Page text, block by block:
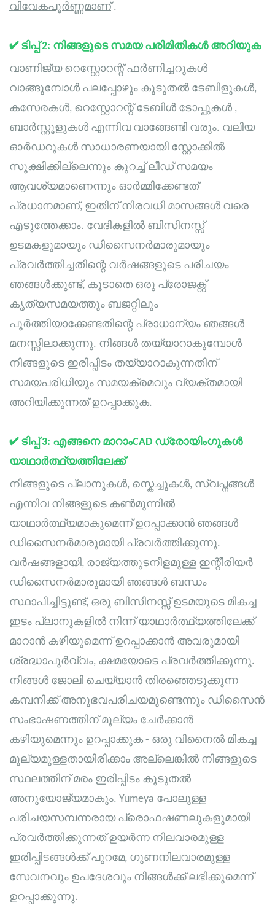
വിവേകപൂർണ്ണമാണ് .
✔ ടിപ്പ് 2: നിങ്ങളുടെ സമയ പരിമിതികൾ അറിയുക
വാണിജ്യ റെസ്റ്റോറന്റ് ഫർണിച്ചറുകൾ
വാങ്ങുമ്പോൾ പലപ്പോഴും കൂടുതൽ ടേബിളുകൾ,
കസേരകൾ, റെസ്റ്റോറന്റ് ടേബിൾ ടോപ്പുകൾ ,
ബാർസ്റ്റൂളുകൾ എന്നിവ വാങ്ങേണ്ടി വരും. വലിയ
ഓർഡറുകൾ സാധാരണയായി സ്റ്റോക്കിൽ
സൂക്ഷിക്കില്ലെന്നും കുറച്ച് ലീഡ് സമയം
ആവശ്യമാണെന്നും ഓർമ്മിക്കേണ്ടത്
പ്രധാനമാണ്, ഇതിന് നിരവധി മാസങ്ങൾ വരെ
എടുത്തേക്കാം. വേദികളിൽ ബിസിനസ്സ്
ഉടമകളുമായും ഡിസൈനർമാരുമായും
പ്രവർത്തിച്ചതിന്റെ വർഷങ്ങളുടെ പരിചയം
ഞങ്ങൾക്കുണ്ട്, കൂടാതെ ഒരു പ്രോജക്റ്റ്
കൃത്യസമയത്തും ബജറ്റിലും
പൂർത്തിയാക്കേണ്ടതിന്റെ പ്രാധാന്യം ഞങ്ങൾ
മനസ്സിലാക്കുന്നു. നിങ്ങൾ തയ്യാറാകുമ്പോൾ
നിങ്ങളുടെ ഇരിപ്പിടം തയ്യാറാകുന്നതിന്
സമയപരിധിയും സമയക്രമവും വ്യക്തമായി
അറിയിക്കുന്നത് ഉറപ്പാക്കുക.
✔ ടിപ്പ് 3: എങ്ങനെ മാറാംCAD ഡ്രോയിംഗുകൾ
യാഥാർത്ഥ്യത്തിലേക്ക്
നിങ്ങളുടെ പ്ലാനുകൾ, സ്കെച്ചുകൾ, സ്വപ്നങ്ങൾ
എന്നിവ നിങ്ങളുടെ കൺമുന്നിൽ
യാഥാർത്ഥ്യമാകുമെന്ന് ഉറപ്പാക്കാൻ ഞങ്ങൾ
ഡിസൈനർമാരുമായി പ്രവർത്തിക്കുന്നു.
വർഷങ്ങളായി, രാജ്യത്തുടനീളമുള്ള ഇന്റീരിയർ
ഡിസൈനർമാരുമായി ഞങ്ങൾ ബന്ധം
സ്ഥാപിച്ചിട്ടുണ്ട്, ഒരു ബിസിനസ്സ് ഉടമയുടെ മികച്ച
ഇടം പ്ലാനുകളിൽ നിന്ന് യാഥാർത്ഥ്യത്തിലേക്ക്
മാറാൻ കഴിയുമെന്ന് ഉറപ്പാക്കാൻ അവരുമായി
ശ്രദ്ധാപൂർവ്വം, ക്ഷമയോടെ പ്രവർത്തിക്കുന്നു.
നിങ്ങൾ ജോലി ചെയ്യാൻ തിരഞ്ഞെടുക്കുന്ന
കമ്പനിക്ക് അനുഭവപരിചയമുണ്ടെന്നും ഡിസൈൻ
സംഭാഷണത്തിന് മൂല്യം ചേർക്കാൻ
കഴിയുമെന്നും ഉറപ്പാക്കുക - ഒരു വിനൈൽ മികച്ച
മൂല്യമുള്ളതായിരിക്കാം അല്ലെങ്കിൽ നിങ്ങളുടെ
സ്ഥലത്തിന് മരം ഇരിപ്പിടം കൂടുതൽ
അനുയോജ്യമാകും. Yumeya പോലുള്ള
പരിചയസമ്പന്നരായ പ്രൊഫഷണലുകളുമായി
പ്രവർത്തിക്കുന്നത് ഉയർന്ന നിലവാരമുള്ള
ഇരിപ്പിടങ്ങൾക്ക് പുറമേ, ഗുണനിലവാരമുള്ള
സേവനവും ഉപദേശവും നിങ്ങൾക്ക് ലഭിക്കുമെന്ന്
ഉറപ്പാക്കുന്നു.